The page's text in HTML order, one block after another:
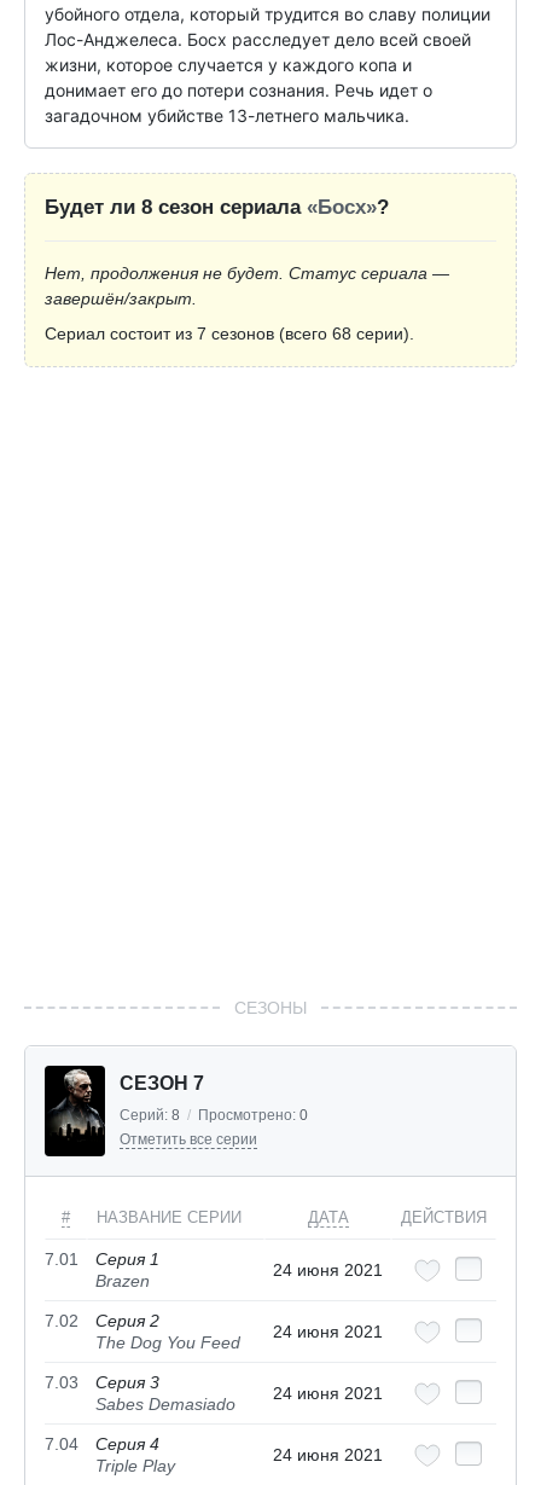
убойного отдела, который трудится во славу полиции
Лос-Анджелеса. Босх расследует дело всей своей
жизни, которое случается у каждого копа и
донимает его до потери сознания. Речь идет о
загадочном убийстве 13-летнего мальчика.
Будет ли 8 сезон сериала «Босх»?
Нет, продолжения не будет. Статус сериала —
завершён/закрыт.
Сериал состоит из 7 сезонов (всего 68 серии).
СЕЗОНЫ
СЕЗОН 7
Серий: 8 / Просмотрено: 0
Отметить все серии
# НАЗВАНИЕ СЕРИИ ДАТА ДЕЙСТВИЯ
7.01
Серия 1
Brazen
24 июня 2021
7.02
Серия 2
The Dog You Feed
24 июня 2021
7.03
Серия 3
Sabes Demasiado
24 июня 2021
7.04
Серия 4
Triple Play
24 июня 2021